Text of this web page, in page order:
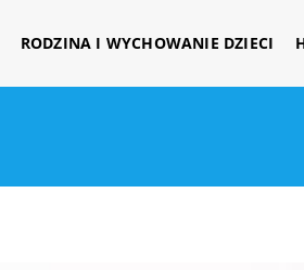
RODZINA I WYCHOWANIE DZIECI